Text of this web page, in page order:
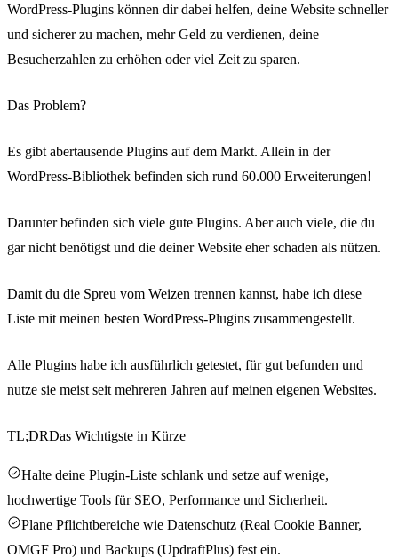
WordPress-Plugins können dir dabei helfen, deine Website schneller
und sicherer zu machen, mehr Geld zu verdienen, deine
Besucherzahlen zu erhöhen oder viel Zeit zu sparen.
Das Problem?
Es gibt abertausende Plugins auf dem Markt. Allein in der
WordPress-Bibliothek befinden sich rund 60.000 Erweiterungen!
Darunter befinden sich viele gute Plugins. Aber auch viele, die du
gar nicht benötigst und die deiner Website eher schaden als nützen.
Damit du die Spreu vom Weizen trennen kannst, habe ich diese
Liste mit meinen besten WordPress-Plugins zusammengestellt.
Alle Plugins habe ich ausführlich getestet, für gut befunden und
nutze sie meist seit mehreren Jahren auf meinen eigenen Websites.
TL;DRDas Wichtigste in Kürze
Halte deine Plugin-Liste schlank und setze auf wenige,
hochwertige Tools für SEO, Performance und Sicherheit.
Plane Pflichtbereiche wie Datenschutz (Real Cookie Banner,
OMGF Pro) und Backups (UpdraftPlus) fest ein.